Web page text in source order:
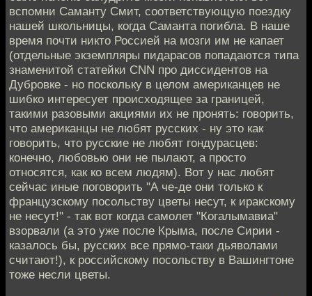
вспомни Саманту Смит, соответствующую поездку
нашей школьницы, когда Саманта погибла. В наше
время почти никто Россией на мозги им не капает
(отдельные экземпляры пидарасов попадаются типа
знаменитой статейки CNN про диссидентов на
Дубровке - но поскольку в целом американцев не
шибко интересует происходящее за границей,
такими разовыми акциями их не пронять: говорить,
что американцы не любят русских - ну это как
говорить, что русские не любят гондурасцев:
конечно, любовью они не пылают, а просто
относятся, как ко всем людям). Вот у нас любят
сейчас иные поговорить "А че-де они только к
французскому посольству цветы несут, к иракскому
не несут!" - так вот когда самолет "Когалымавиа"
взорвали (а это уже после Крыма, после Сирии -
казалось бы, русских все прямо-таки дьяволами
считают!), к российскому посольству в Вашингтоне
тоже несли цветы.